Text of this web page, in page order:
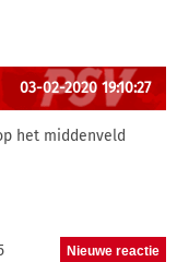
03-02-2020 19:10:27
het middenveld